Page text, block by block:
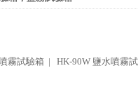
霧試驗箱 | HK-90W 鹽水噴霧